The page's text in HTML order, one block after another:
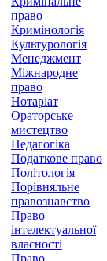
право
Кримінологія
Культурологія
Менеджмент
Міжнародне
право
Нотаріат
Ораторське
мистецтво
Педагогіка
Податкове право
Політологія
Порівняльне
правознавство
Право
інтелектуальної
власності
Право